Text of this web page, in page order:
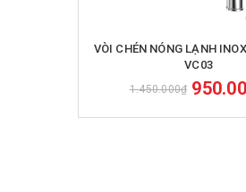
VÒI CHÉN NÓNG LẠNH
VC03
1.450.000₫